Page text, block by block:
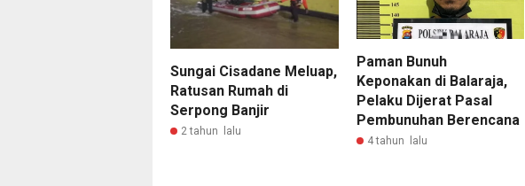
Sungai Cisadane Meluap,
Ratusan Rumah di
Serpong Banjir
2 tahun lalu
Paman Bunuh
Keponakan di Balaraja,
Pelaku Dijerat Pasal
Pembunuhan Berencana
4 tahun lalu